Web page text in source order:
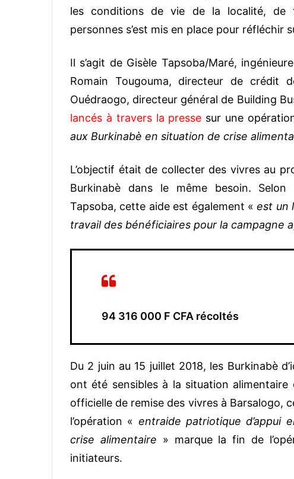
les conditions de vie de la localité, de
personnes s’est mis en place pour réfléchir
Il s’agit de Gisèle Tapsoba/Maré,
Romain Tougouma, directeur de crédit
Ouédraogo, directeur général de Building
lancés à travers la presse sur une
aux Burkinabè en situation de crise
L’objectif était de collecter des vivres au
Burkinabè dans le même besoin.
Tapsoba, cette aide est également «est un
travail des bénéficiaires pour la campagne
94 316 000 F CFA récoltés
Du 2 juin au 15 juillet 2018, les Burkinabè
ont été sensibles à la situation alimentaire
officielle de remise des vivres à Barsalogo,
l’opération « entraide patriotique d’appui
crise alimentaire » marque la fin de
initiateurs.